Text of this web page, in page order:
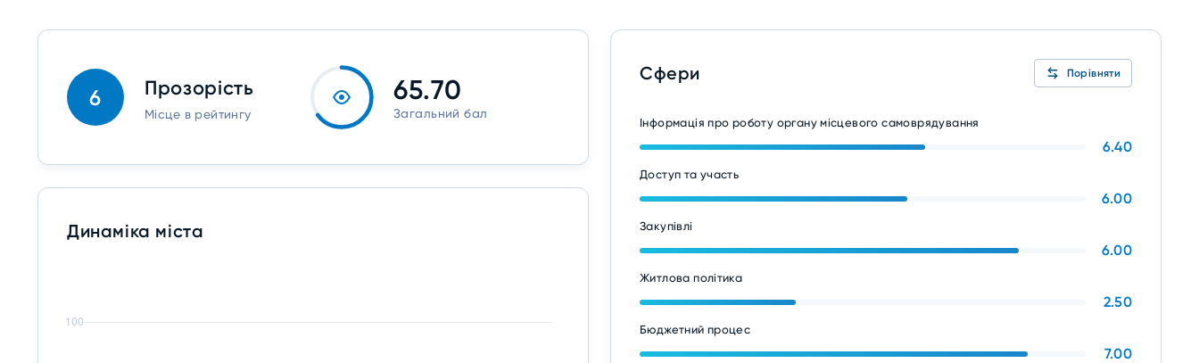
6 Прозорість
Місце в рейтингу
65.70
Загальний бал
Динаміка міста
Сфери Порівняти
Інформація про роботу органу місцевого самоврядування
6.40
Доступ та участь
6.00
Закупівлі
6.00
Житлова політика
2.50
Бюджетний процес
7.00